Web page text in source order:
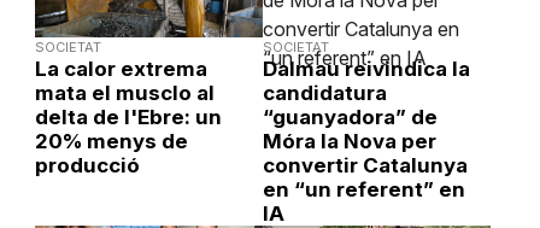
SOCIETAT
La calor extrema
mata el musclo al
delta de l'Ebre: un
20% menys de
producció
SOCIETAT
Dalmau reivindica la
candidatura
“guanyadora” de
Móra la Nova per
convertir Catalunya
en “un referent” en
IA